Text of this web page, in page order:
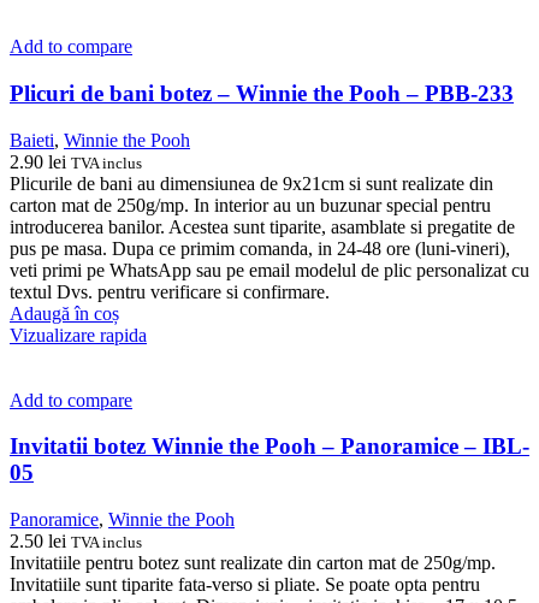
Add to compare
Plicuri de bani botez – Winnie the Pooh – PBB-233
Baieti, Winnie the Pooh
2.90 lei TVA inclus
Plicurile de bani au dimensiunea de 9x21cm si sunt realizate din
carton mat de 250g/mp. In interior au un buzunar special pentru
introducerea banilor. Acestea sunt tiparite, asamblate si pregatite de
pus pe masa. Dupa ce primim comanda, in 24-48 ore (luni-vineri),
veti primi pe WhatsApp sau pe email modelul de plic personalizat cu
textul Dvs. pentru verificare si confirmare.
Adaugă în coș
Vizualizare rapida
Add to compare
Invitatii botez Winnie the Pooh – Panoramice – IBL-
05
Panoramice, Winnie the Pooh
2.50 lei TVA inclus
Invitatiile pentru botez sunt realizate din carton mat de 250g/mp.
Invitatiile sunt tiparite fata-verso si pliate. Se poate opta pentru